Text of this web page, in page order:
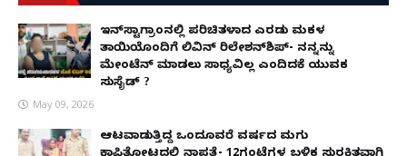
ಇನ್​ಸ್ಟಾಗ್ರಾಂನಲ್ಲಿ ಪರಿಚಿತಳಾದ ಎರಡು ಮಕ್ಕಳ
ತಾಯಿಯೊಂದಿಗೆ ಲಿವಿನ್ ರಿಲೇಶನ್​ಶಿಪ್- ನನ್ನನ್ನು
ಮೇಂಟೆನ್ ಮಾಡಲು ಸಾಧ್ಯವಿಲ್ಲ ಎಂದಿದಕ್ಕೆ ಯುವಕ
ಸುಸೈಡ್ ?
May 09, 2026
ಆಟವಾಡುತ್ತಿದ್ದ ಒಂದೂವರೆ ವರ್ಷದ ಮಗು